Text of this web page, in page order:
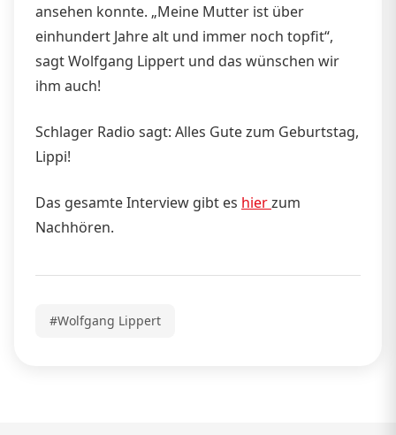
ansehen konnte. „Meine Mutter ist über
einhundert Jahre alt und immer noch topfit“,
sagt Wolfgang Lippert und das wünschen wir
ihm auch!
Schlager Radio sagt: Alles Gute zum Geburtstag,
Lippi!
Das gesamte Interview gibt es hierzum
Nachhören.
#Wolfgang Lippert